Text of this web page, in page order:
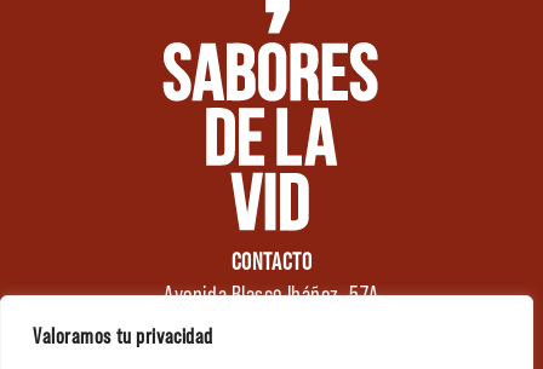
Valoramos tu privacidad
CONTACTO
Avenida Blasco Ibáñez, 57A